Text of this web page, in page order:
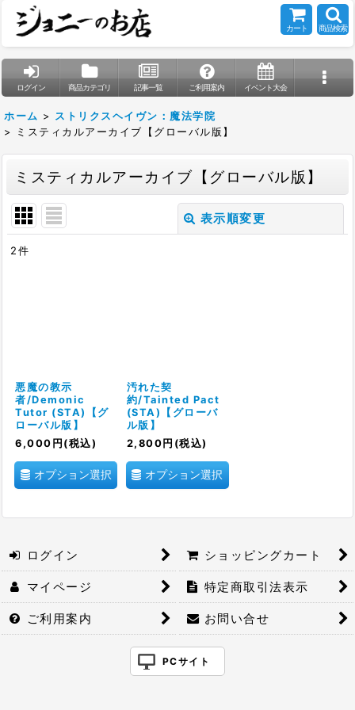
カート 商品検索
ログイン 商品カテゴリ 記事一覧 ご利用案内 イベント大会
ホーム > ストリクスヘイヴン：魔法学院
>
ミスティカルアーカイブ【グローバル版】
ミスティカルアーカイブ【グローバル版】
表示順変更
絞り込む
2件
悪魔の教示
者/Demonic
Tutor (STA)【グ
ローバル版】
6,000 円 (税込)
オプション選択
汚れた契
約/Tainted Pact
(STA)【グローバ
ル版】
2,800 円 (税込)
オプション選択
ログイン ショッピングカート
マイページ 特定商取引法表示
ご利用案内 お問い合せ
PCサイト